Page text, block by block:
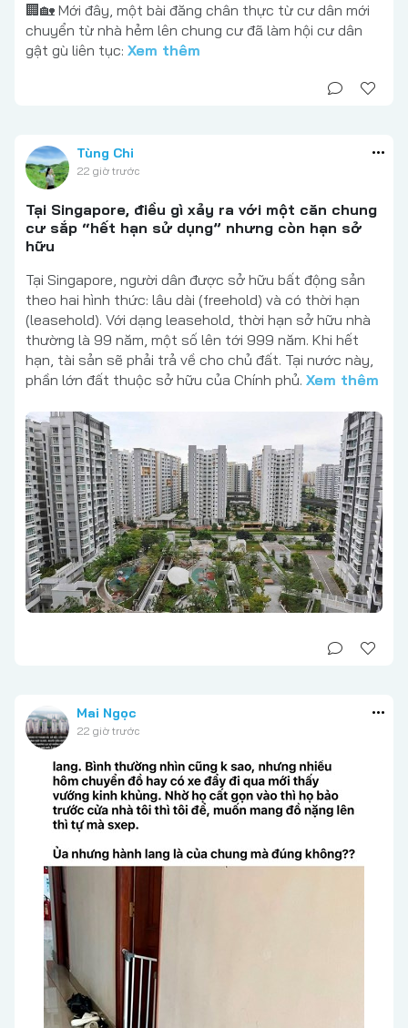
🏢🏡 Mới đây, một bài đăng chân thực từ cư dân mới
chuyển từ nhà hẻm lên chung cư đã làm hội cư dân
gật gù liên tục: Xem thêm
Tùng Chi
22 giờ trước
Tại Singapore, điều gì xảy ra với một căn chung
cư sắp “hết hạn sử dụng” nhưng còn hạn sở
hữu
Tại Singapore, người dân được sở hữu bất động sản
theo hai hình thức: lâu dài (freehold) và có thời hạn
(leasehold). Với dạng leasehold, thời hạn sở hữu nhà
thường là 99 năm, một số lên tới 999 năm. Khi hết
hạn, tài sản sẽ phải trả về cho chủ đất. Tại nước này,
phần lớn đất thuộc sở hữu của Chính phủ. Xem thêm
Mai Ngọc
22 giờ trước